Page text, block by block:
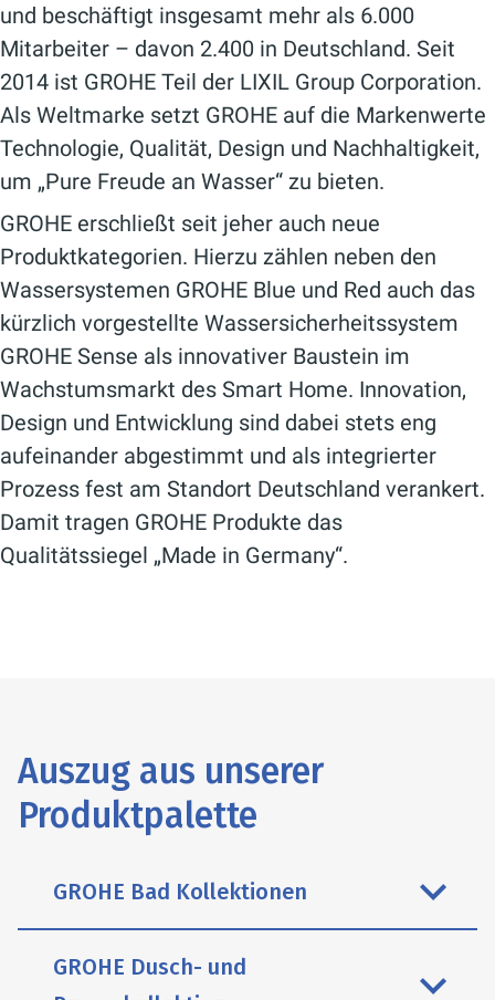
und beschäftigt insgesamt mehr als 6.000
Mitarbeiter – davon 2.400 in Deutschland. Seit
2014 ist GROHE Teil der LIXIL Group Corporation.
Als Weltmarke setzt GROHE auf die Markenwerte
Technologie, Qualität, Design und Nachhaltigkeit,
um „Pure Freude an Wasser“ zu bieten.
GROHE erschließt seit jeher auch neue
Produktkategorien. Hierzu zählen neben den
Wassersystemen GROHE Blue und Red auch das
kürzlich vorgestellte Wassersicherheitssystem
GROHE Sense als innovativer Baustein im
Wachstumsmarkt des Smart Home. Innovation,
Design und Entwicklung sind dabei stets eng
aufeinander abgestimmt und als integrierter
Prozess fest am Standort Deutschland verankert.
Damit tragen GROHE Produkte das
Qualitätssiegel „Made in Germany“.
Auszug aus unserer
Produktpalette
GROHE Bad Kollektionen
GROHE Dusch- und